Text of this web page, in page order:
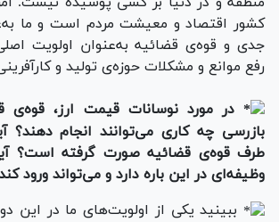
کشور اقتصاد و معیشت مردم است و ما
جدی و قوه‌ی قضائیه به‌عنوان اولویت
رفع موانع و مشکلات حوزه‌ی تولید و
در مورد نوسانات قیمت ارز، قوه‌ی
بازرسی‌ چه کاری می‌توانند انجام دهند؟
طرف قوه‌ی قضائیه صورت گرفته است؟
وظیفه‌ای در این باره دارد و می‌تواند ورود
ببینید یکی از اولویت‌های ما در این